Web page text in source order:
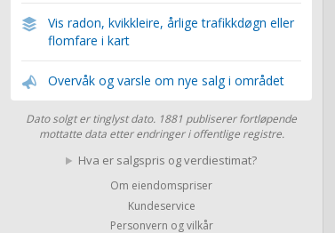
Vis radon, kvikkleire, årlige trafikkdøgn eller
flomfare i kart
Overvåk og varsle om nye salg i området
Dato solgt er tinglyst dato. 1881 publiserer fortløpende
mottatte data etter endringer i offentlige registre.
Hva er salgspris og verdiestimat?
Om eiendomspriser
Kundeservice
Personvern og vilkår